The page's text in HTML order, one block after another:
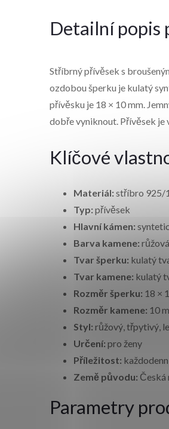
Detailní popis
Stříbrný přívěsek s
ozdobou šperku je kulatý
přívěsku je 18 × 10 mm.
dobře vyniknout. Přívěsek je
Klíčové
Materiál:stříbro 925/
Typ:přívěsek
Hlavní kámen:
Barva kamene: růžová
Tvar šperku: kulatý
Tvar kamene: kulatý
Rozměr šperku: 18 ×
Rozměr kamene: 10
Styl: růžový, třpytivý,
Určení: pro ženy
Příležitost:
Země původu: Česká
Parametry